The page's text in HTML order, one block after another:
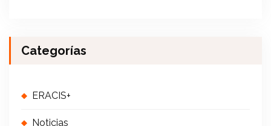
Categorías
ERACIS+
Noticias